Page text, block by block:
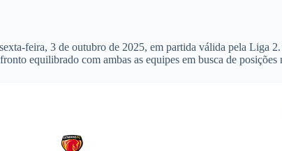
feira, 3 de outubro de 2025, em partida válida pela Liga
equilibrado com ambas as equipes em busca de posições